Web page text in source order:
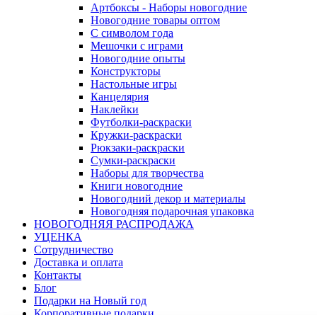
Артбоксы - Наборы новогодние
Новогодние товары оптом
С символом года
Мешочки с играми
Новогодние опыты
Конструкторы
Настольные игры
Канцелярия
Наклейки
Футболки-раскраски
Кружки-раскраски
Рюкзаки-раскраски
Сумки-раскраски
Наборы для творчества
Книги новогодние
Новогодний декор и материалы
Новогодняя подарочная упаковка
НОВОГОДНЯЯ РАСПРОДАЖА
УЦЕНКА
Сотрудничество
Доставка и оплата
Контакты
Блог
Подарки на Новый год